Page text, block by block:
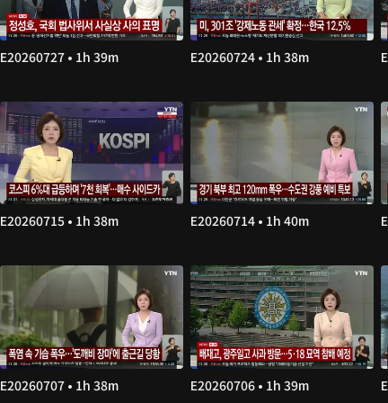
E20260727 • 1h 39m E20260724 • 1h 38m
E20260715 • 1h 38m E20260714 • 1h 40m
E20260707 • 1h 38m E20260706 • 1h 39m